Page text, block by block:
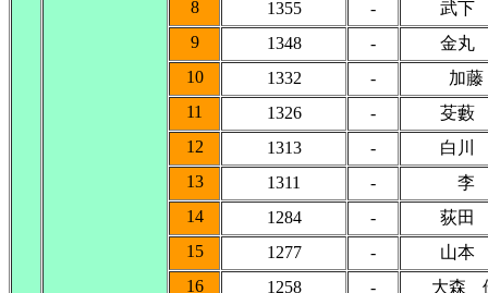
8 1355 -
武下
9
1348 -
金丸
10
1332 -
加
11
1326 -
芟藪
12
1313 -
白川
13
1311 -
李
14
1284 -
荻田
15
1277 -
山本
16
1258 -
大森